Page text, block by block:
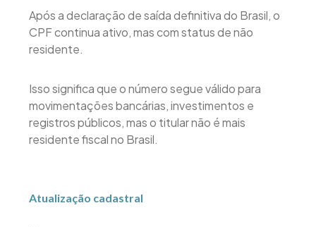
Após a declaração de saída definitiva do Brasil, o
CPF continua ativo, mas com status de não
residente.
Isso significa que o número segue válido para
movimentações bancárias, investimentos e
registros públicos, mas o titular não é mais
residente fiscal no Brasil.
Atualização cadastral